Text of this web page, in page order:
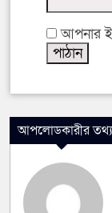
আপনার
আপলোডকারীর তথ্য